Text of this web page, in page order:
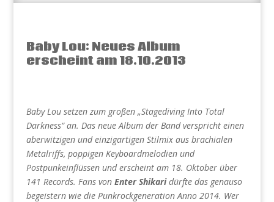
Baby Lou: Neues Album
erscheint am 18.10.2013
Baby Lou setzen zum großen „Stagediving Into Total
Darkness“ an. Das neue Album der Band verspricht einen
aberwitzigen und einzigartigen Stilmix aus brachialen
Metalriffs, poppigen Keyboardmelodien und
Postpunkeinflüssen und erscheint am 18. Oktober über
141 Records. Fans von Enter Shikaridürfte das genauso
begeistern wie die Punkrockgeneration Anno 2014. Wer